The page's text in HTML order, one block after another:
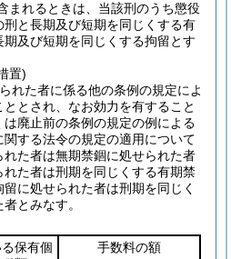
まれるときは、当該刑のうち懲役
刑と長期及び短期を同じくする有
及び短期を同じくする拘留とす
置)
れた者に係る他の条例の規定によ
とされ、なお効力を有すること
廃止前の条例の規定の例による
する法令の規定の適用について
た者は無期禁錮に処せられた者
れた者は刑期を同じくする有期禁
に処せられた者は刑期を同じく
とみなす。
保有個
手数料の額